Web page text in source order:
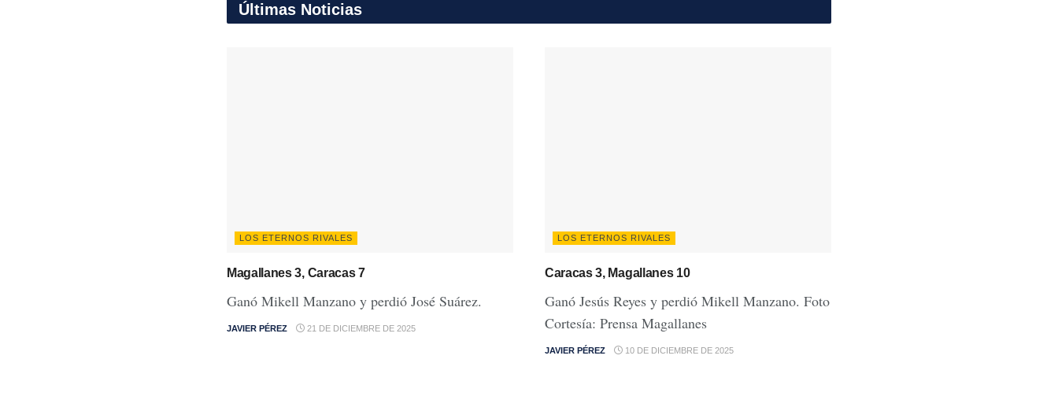
Últimas Noticias
LOS ETERNOS RIVALES
Magallanes 3, Caracas 7
Ganó Mikell Manzano y perdió José Suárez.
JAVIER PÉREZ 21 DE DICIEMBRE DE 2025
LOS ETERNOS RIVALES
Caracas 3, Magallanes 10
Ganó Jesús Reyes y perdió Mikell Manzano. Foto
Cortesía: Prensa Magallanes
JAVIER PÉREZ 10 DE DICIEMBRE DE 2025